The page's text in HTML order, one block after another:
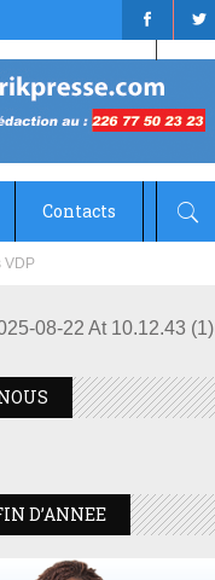
Contacts
08-22 At 10.12.43 (1)
D’ANNEE